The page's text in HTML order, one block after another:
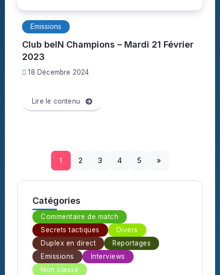
Emissions
Club beIN Champions – Mardi 21 Février
2023
18 Décembre 2024
Lire le contenu
1 2 3 4 5 »
Catégories
Commentaire de match
Secrets tactiques
Divers
Duplex en direct
Reportages
Emissions
Interviews
Non classé